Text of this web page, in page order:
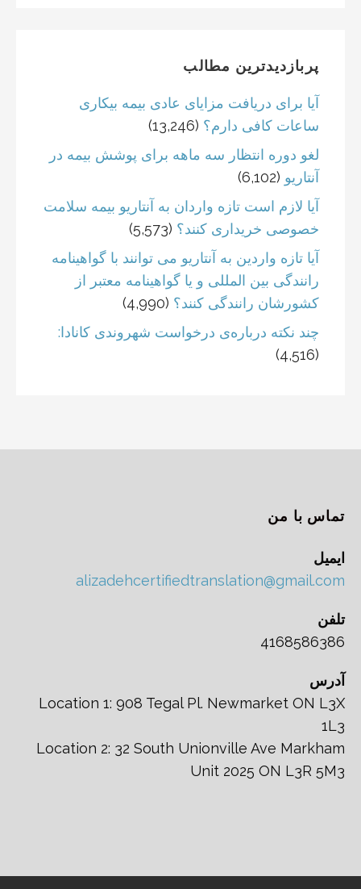
پربازدیدترین مطالب
آیا برای دریافت مزایای عادی بیمه بیکاری
ساعات کافی دارم؟ (13,246)
لغو دوره انتظار سه ماهه برای پوشش بیمه در
آنتاریو (6,102)
آیا لازم است تازه واردان به آنتاریو بیمه سلامت
خصوصی خریداری کنند؟ (5,573)
آیا تازه واردین به آنتاریو می توانند با گواهینامه
رانندگی بین المللی و یا گواهینامه معتبر از
کشورشان رانندگی کنند؟ (4,990)
چند نکته درباره‌ی درخواست شهروندی کانادا:
(4,516)
تماس با من
ایمیل
alizadehcertifiedtranslation@gmail.com
تلفن
4168586386
آدرس
Location 1: 908 Tegal Pl. Newmarket ON L3X
1L3
Location 2: 32 South Unionville Ave Markham
Unit 2025 ON L3R 5M3